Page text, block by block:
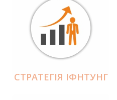
СТРАТЕГІЯ ІФНТУНГ